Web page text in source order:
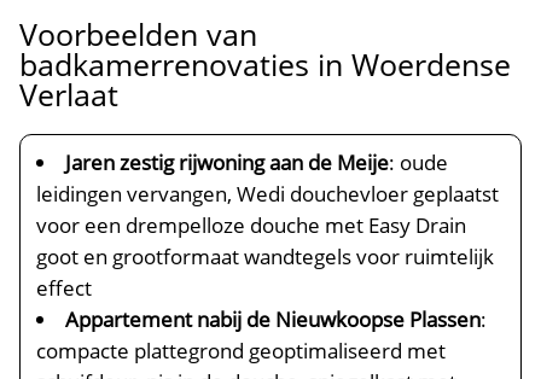
Voorbeelden van
badkamerrenovaties in Woerdense
Verlaat
Jaren zestig rijwoning aan de Meije: oude
leidingen vervangen, Wedi douchevloer geplaatst
voor een drempelloze douche met Easy Drain
goot en grootformaat wandtegels voor ruimtelijk
effect
Appartement nabij de Nieuwkoopse Plassen:
compacte plattegrond geoptimaliseerd met